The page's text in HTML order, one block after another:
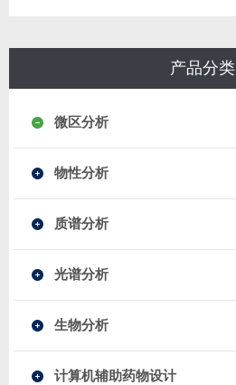
产品分类
微区分析
物性分析
质谱分析
光谱分析
生物分析
计算机辅助药物设计